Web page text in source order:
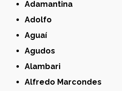
Adamantina
Adolfo
Aguaí
Agudos
Alambari
Alfredo Marcondes